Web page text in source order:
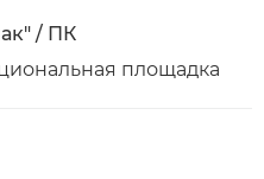
/ ПК
площадка